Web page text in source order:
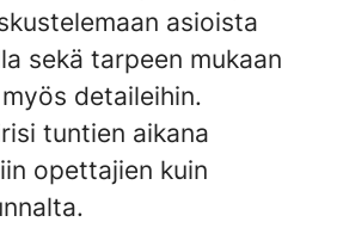
asioista
sekä tarpeen mukaan
detaileihin.
tuntien aikana
opettajien kuin